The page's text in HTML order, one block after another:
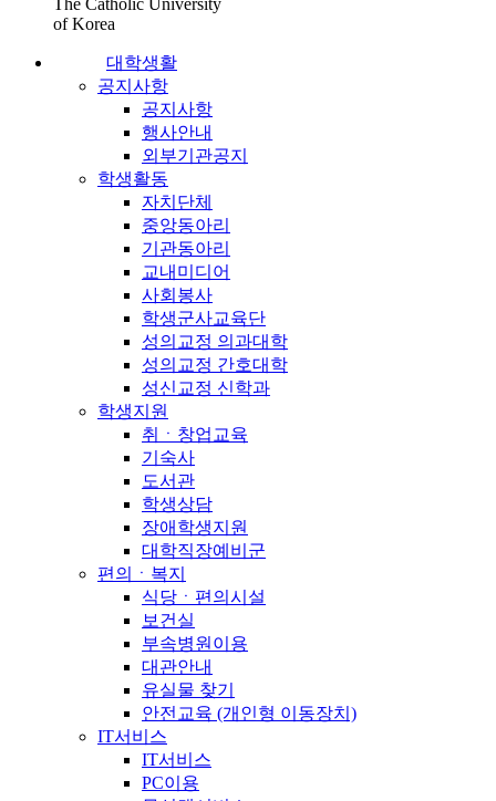
of Korea
대학생활
공지사항
공지사항
행사안내
외부기관공지
학생활동
자치단체
중앙동아리
기관동아리
교내미디어
사회봉사
학생군사교육단
성의교정 의과대학
성의교정 간호대학
성신교정 신학과
학생지원
취ㆍ창업교육
기숙사
도서관
학생상담
장애학생지원
대학직장예비군
편의ㆍ복지
식당ㆍ편의시설
보건실
부속병원이용
대관안내
유실물 찾기
안전교육 (개인형 이동장치)
IT서비스
IT서비스
PC이용